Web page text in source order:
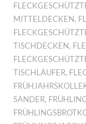
MITTELDECKEN ,
TISCHDECKEN ,
TISCHLÄUFER,
SANDER,